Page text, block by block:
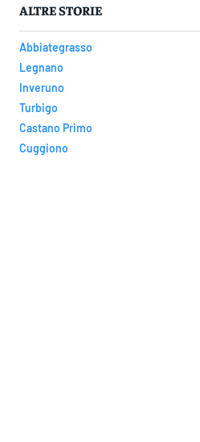
ALTRE STORIE
Abbiategrasso
Legnano
Inveruno
Turbigo
Castano Primo
Cuggiono